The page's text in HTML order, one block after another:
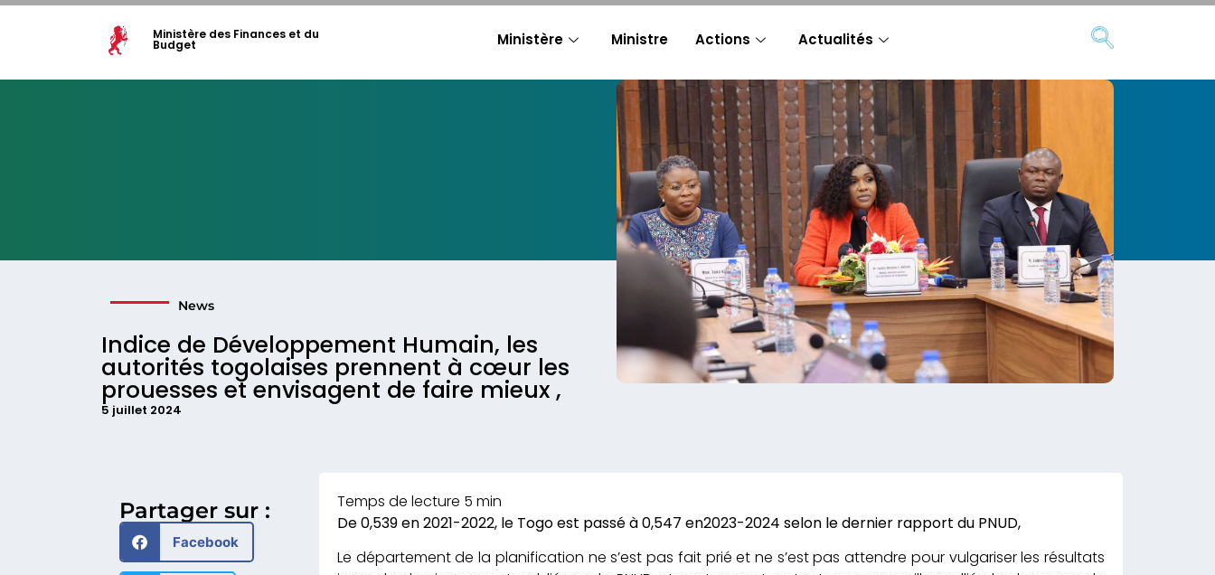
Ministère des Finances et du
Budget Ministère Ministre Actions Actualités
News
Indice de Développement Humain, les
autorités togolaises prennent à cœur les
prouesses et envisagent de faire mieux ,
5 juillet 2024
Partager sur :
Facebook
De 0,539 en 2021-2022, le Togo est passé à 0,547 en2023-2024 selon le dernier rapport du PNUD,
Le département de la planification ne s’est pas fait prié et ne s’est pas attendre pour vulgariser les résultats